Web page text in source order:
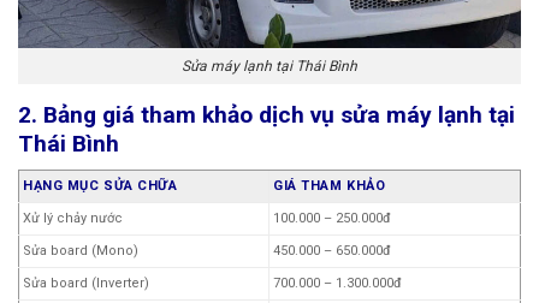
Sửa máy lạnh tại Thái Bình
2. Bảng giá tham khảo dịch vụ sửa máy lạnh tại
Thái Bình
HẠNG MỤC SỬA CHỮA GIÁ THAM KHẢO
Xử lý chảy nước 100.000 – 250.000đ
Sửa board (Mono) 450.000 – 650.000đ
Sửa board (Inverter) 700.000 – 1.300.000đ